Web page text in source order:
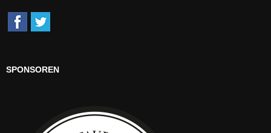
SPONSOREN